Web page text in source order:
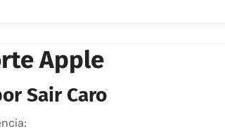
Apple
Sair Caro